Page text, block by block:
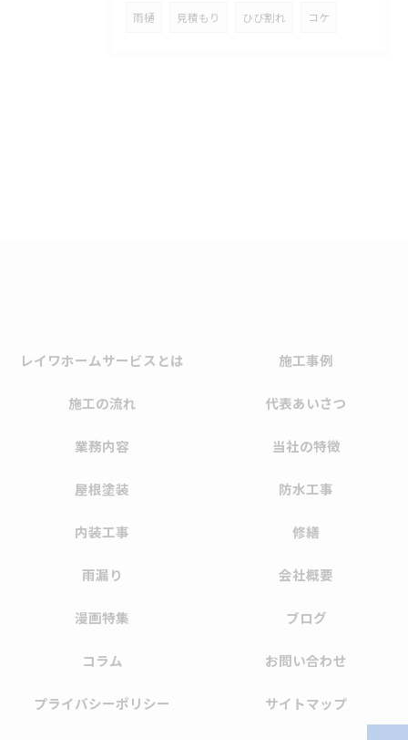
雨樋 見積もり ひび割れ コケ
レイワホームサービスとは 施工事例
施工の流れ 代表あいさつ
業務内容 当社の特徴
屋根塗装 防水工事
内装工事 修繕
雨漏り 会社概要
漫画特集 ブログ
コラム お問い合わせ
プライバシーポリシー サイトマップ